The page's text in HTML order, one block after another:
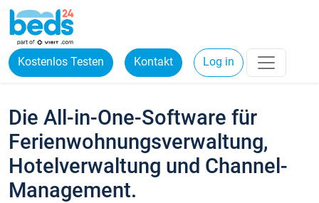
Kostenlos Testen Kontakt Log in
Die All-in-One-Software für
Ferienwohnungsverwaltung,
Hotelverwaltung und Channel-
Management.